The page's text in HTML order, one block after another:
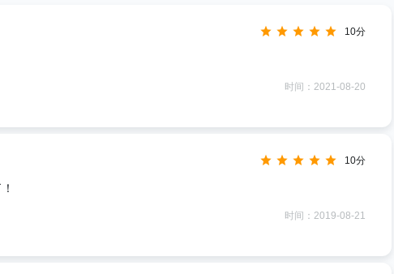
10分
时间：2021-08-20
10分
时间：2019-08-21